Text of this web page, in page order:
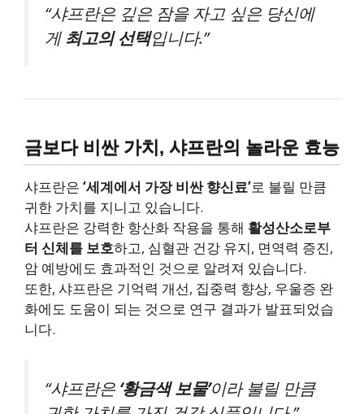
“샤프란은 깊은 잠을 자고 싶은 당신에
게 최고의 선택입니다.”
금보다 비싼 가치, 샤프란의 놀라운 효능
샤프란은 ‘세계에서 가장 비싼 향신료’로 불릴 만큼
귀한 가치를 지니고 있습니다.
샤프란은 강력한 항산화 작용을 통해 활성산소로부
터 신체를 보호하고, 심혈관 건강 유지, 면역력 증진,
암 예방에도 효과적인 것으로 알려져 있습니다.
또한, 샤프란은 기억력 개선, 집중력 향상, 우울증 완
화에도 도움이 되는 것으로 연구 결과가 발표되었습
니다.
“샤프란은‘황금색 보물’이라 불릴 만큼